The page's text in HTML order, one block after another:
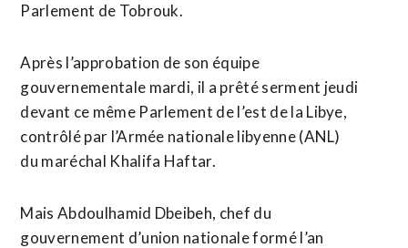
Parlement de Tobrouk.
Après l’approbation de son équipe
gouvernementale mardi, il a prêté serment jeudi
devant ce même Parlement de l’est de la Libye,
contrôlé par l’Armée nationale libyenne (ANL)
du maréchal Khalifa Haftar.
Mais Abdoulhamid Dbeibeh, chef du
gouvernement d’union nationale formé l’an